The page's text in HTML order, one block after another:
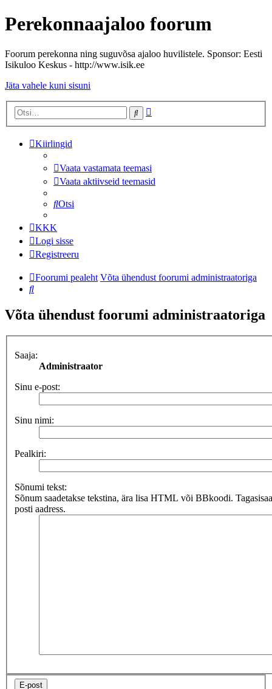
Perekonnaajaloo foorum
Foorum perekonna ning suguvõsa ajaloo huvilistele. Sponsor: Eesti
Isikuloo Keskus - http://www.isik.ee
Jäta vahele kuni sisuni
Otsi
Kiirlingid
Vaata vastamata teemasi
Vaata aktiivseid teemasid
Otsi
KKK
Logi sisse
Registreeru
Foorumi pealeht Võta ühendust foorumi administraatoriga
Otsi
Võta ühendust foorumi administraatoriga
Saaja:
Administraator
Sinu e-post:
Sinu nimi:
Pealkiri:
Sõnumi tekst:
Sõnum saadetakse tekstina, ära lisa HTML või BBkoodi.
posti aadress.